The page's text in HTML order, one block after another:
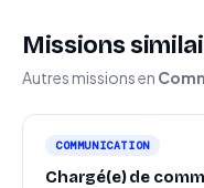
Missions
Autres missions en
COMMUNICATION
Chargé(e) de